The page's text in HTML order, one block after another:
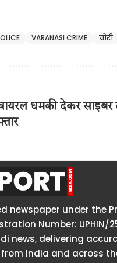
VARANASI CRIME चोरी
धमकी देकर साइबर
newspaper under the
Number: UPHIN/
news, delivering
India and across